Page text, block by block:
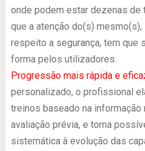
onde podem estar dezenas de
que a atenção do(s)
respeito a segurança, tem que
forma pelos utilizadores.
Progressão mais rápida e
personalizado, o profissional
treinos baseado na informação
avaliação prévia, e torna
sistemática à evolução das